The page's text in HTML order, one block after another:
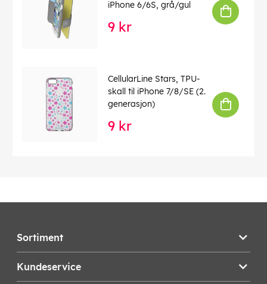
iPhone 6/6S, grå/gul
9 kr
CellularLine Stars, TPU-
skall til iPhone 7/8/SE (2.
generasjon)
9 kr
Sortiment
Kundeservice